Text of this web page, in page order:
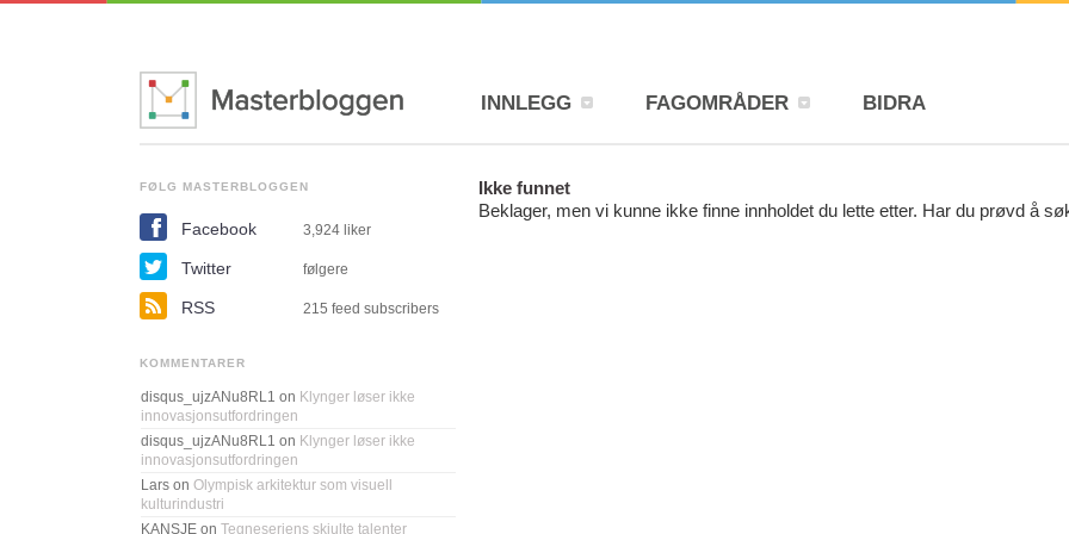
INNLEGG FAGOMRÅDER BIDRA
FØLG MASTERBLOGGEN
Facebook 3,924 liker
Twitter følgere
RSS 215 feed subscribers
KOMMENTARER
disqus_ujzANu8RL1 on Klynger løser ikke
innovasjonsutfordringen
disqus_ujzANu8RL1 on Klynger løser ikke
innovasjonsutfordringen
Lars on Olympisk arkitektur som visuell
kulturindustri
KANSJE on Tegneseriens skjulte talenter
Ikke funnet
Beklager, men vi kunne ikke finne innholdet du lette etter. Har du prøvd å